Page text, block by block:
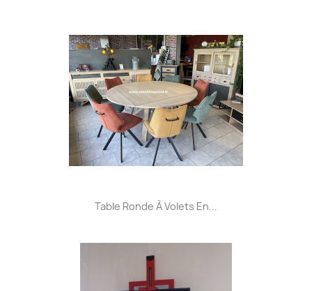
Table Ronde À Volets En...